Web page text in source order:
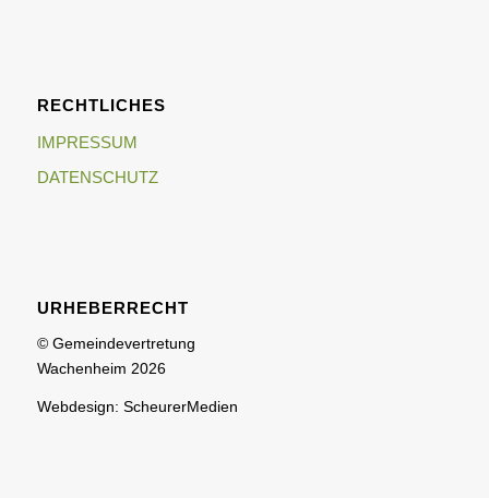
RECHTLICHES
IMPRESSUM
DATENSCHUTZ
URHEBERRECHT
© Gemeindevertretung
Wachenheim 2026
Webdesign: ScheurerMedien